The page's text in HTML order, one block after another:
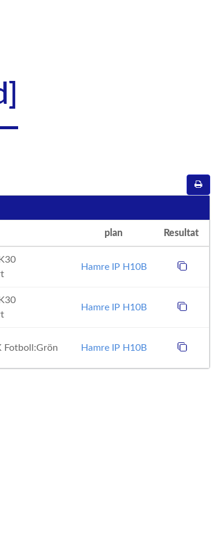
plan Resultat
Hamre IP H10B
Hamre IP H10B
Fotboll:Grön Hamre IP H10B